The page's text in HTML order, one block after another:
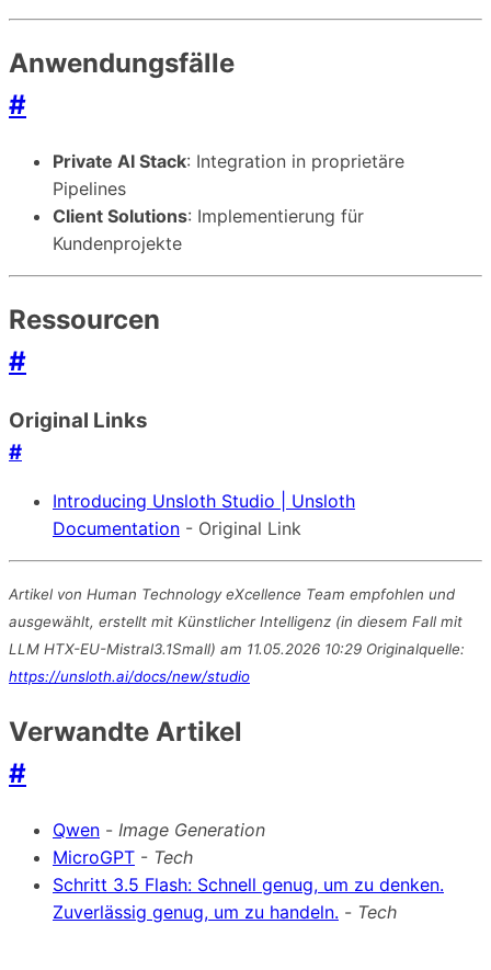
Anwendungsfälle
#
Private AI Stack: Integration in proprietäre
Pipelines
Client Solutions: Implementierung für
Kundenprojekte
Ressourcen
#
Original Links
#
Introducing Unsloth Studio | Unsloth
Documentation - Original Link
Artikel von Human Technology eXcellence Team empfohlen und
ausgewählt, erstellt mit Künstlicher Intelligenz (in diesem Fall mit
LLM HTX-EU-Mistral3.1Small) am 11.05.2026 10:29 Originalquelle:
https://unsloth.ai/docs/new/studio
Verwandte Artikel
#
Qwen - Image Generation
MicroGPT - Tech
Schritt 3.5 Flash: Schnell genug, um zu denken.
Zuverlässig genug, um zu handeln. - Tech